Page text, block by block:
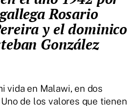
Rosario
y el dominico
González
vida en Malawi, en dos
de los valores que tienen